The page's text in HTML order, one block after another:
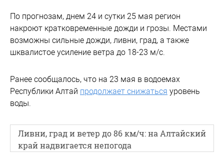
По прогнозам, днем 24 и сутки 25 мая регион
накроют кратковременные дожди и грозы. Местами
возможны сильные дожди, ливни, град, а также
шквалистое усиление ветра до 18-23 м/с.
Ранее сообщалось, что на 23 мая в водоемах
Республики Алтай продолжает снижаться уровень
воды.
Ливни, град и ветер до 86 км/ч: на Алтайский
край надвигается непогода